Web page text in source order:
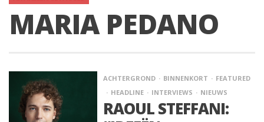
MARIA PEDANO
ACHTERGROND BINNENKORT
FEATURED
HEADLINE
INTERVIEWS NIEUWS
RAOUL STEFFANI: